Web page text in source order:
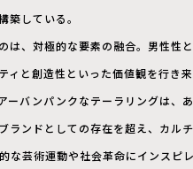
築している。
は、対極的な要素の融合。男性性
ィと創造性といった価値観を行き
ーバンパンクなテーラリングは、
ランドとしての存在を超え、カル
な芸術運動や社会革命にインスピ